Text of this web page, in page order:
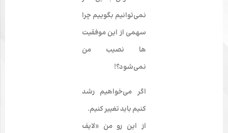
نمی­‌توانیم بگوییم چرا
سهمی از این موفقیت­‌
ها نصیب من
نمی‌شود؟!
اگر می­‌خواهیم رشد
کنیم باید تغییر کنیم.
از این رو من «لایف